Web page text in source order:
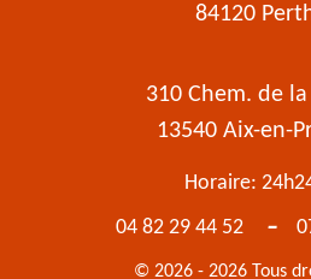
84120
310 Chem. de
13540 Aix-en-
Horaire:
04 82 29 44 52
-
© 2026 - 2026 Tous